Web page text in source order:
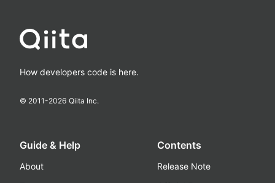
How developers code is here.
© 2011-2026 Qiita Inc.
Guide & Help
About
Contents
Release Note